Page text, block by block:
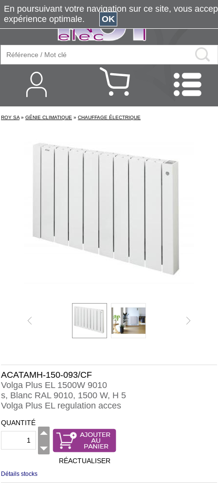
ROY SA » GÉNIE CLIMATIQUE » CHAUFFAGE ÉLECTRIQUE
ACATAMH-150-093/CF
Volga Plus EL 1500W 9010
s, Blanc RAL 9010, 1500 W, H 5
Volga Plus EL regulation acces
QUANTITÉ
RÉACTUALISER
Détails stocks
En poursuivant votre navigation sur ce site, vous
expérience optimale.
OK